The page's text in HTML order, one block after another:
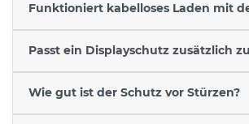
Funktioniert kabelloses Laden mit
Passt ein Displayschutz zusätzlich
Wie gut ist der Schutz vor Stürzen?